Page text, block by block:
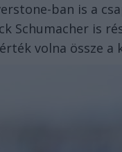
ban is a
Schumacher is
volna össze